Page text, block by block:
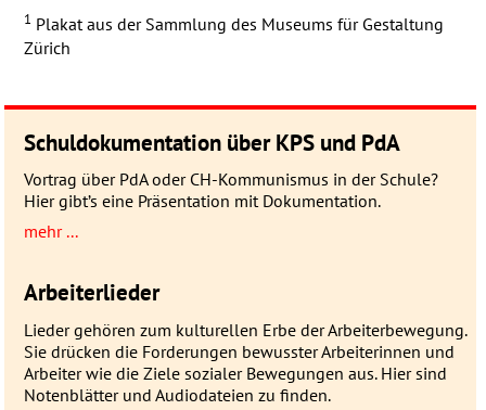
1 Plakat aus der Sammlung des Museums für Gestaltung
Zürich
Schuldokumentation über KPS und PdA
Vortrag über PdA oder CH-Kommunismus in der Schule?
Hier gibt’s eine Präsentation mit Dokumentation.
mehr ...
Arbeiterlieder
Lieder gehören zum kulturellen Erbe der Arbeiterbewegung.
Sie drücken die Forderungen bewusster Arbeiterinnen und
Arbeiter wie die Ziele sozialer Bewegungen aus. Hier sind
Notenblätter und Audiodateien zu finden.